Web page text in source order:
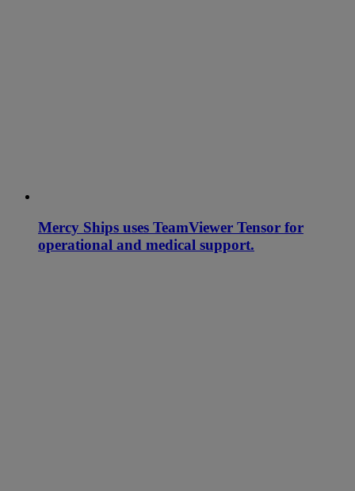
Mercy Ships uses TeamViewer Tensor for
operational and medical support.